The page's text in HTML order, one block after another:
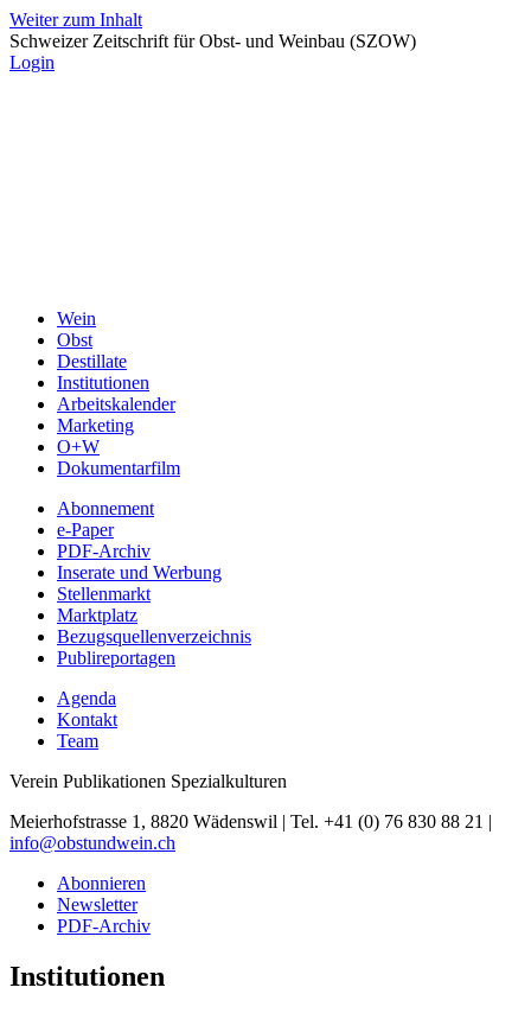
Weiter zum Inhalt
Schweizer Zeitschrift für Obst- und Weinbau (SZOW)
Login
Wein
Obst
Destillate
Institutionen
Arbeitskalender
Marketing
O+W
Dokumentarfilm
Abonnement
e-Paper
PDF-Archiv
Inserate und Werbung
Stellenmarkt
Marktplatz
Bezugsquellenverzeichnis
Publireportagen
Agenda
Kontakt
Team
Verein Publikationen Spezialkulturen
Meierhofstrasse 1, 8820 Wädenswil | Tel. +41 (0) 76 830 88 21 |
info@obstundwein.ch
Abonnieren
Newsletter
PDF-Archiv
Institutionen